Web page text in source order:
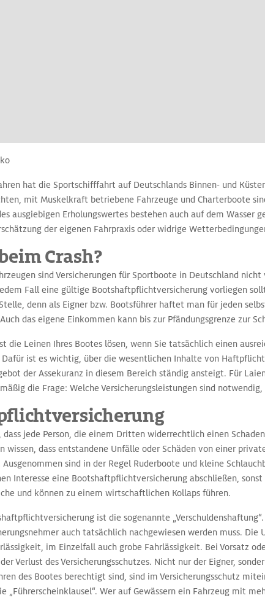
hat die Sportschifffahrt auf Deutschlands Binnen- und
mit Muskelkraft betriebene Fahrzeuge und Charterboote
ausgiebigen Erholungswertes bestehen auch auf dem Wasser
der eigenen Fahrpraxis oder widrige
Crash?
sind Versicherungen für Sportboote in Deutschland nicht
Fall eine gültige Bootshaftpflichtversicherung vorliegen
denn als Eigner bzw. Bootsführer haftet man für jeden
das eigene Einkommen kann bis zur Pfändungsgrenze zur
die Leinen Ihres Bootes lösen, wenn Sie tatsächlich einen
Dafür ist es wichtig, über die wesentlichen Inhalte von
der Assekuranz in diesem Bereich ständig ansteigt. Für
die Frage: Welche Versicherungsleistungen sind
dass jede Person, die einem Dritten widerrechtlich einen
wissen, dass entstandene Unfälle oder Schäden von einer
sind in der Regel Ruderboote und kleine
Interesse eine Bootshaftpflichtversicherung abschließen, sonst
und können zu einem wirtschaftlichen Kollaps führen.
ist die sogenannte
auch tatsächlich nachgewiesen werden muss. Die
im Einzelfall auch grobe Fahrlässigkeit. Bei Vorsatz
Verlust des Versicherungsschutzes. Nicht nur der Eigner,
des Bootes berechtigt sind, sind im Versicherungsschutz
„Führerscheinklausel“. Wer auf Gewässern ein Fahrzeug mit